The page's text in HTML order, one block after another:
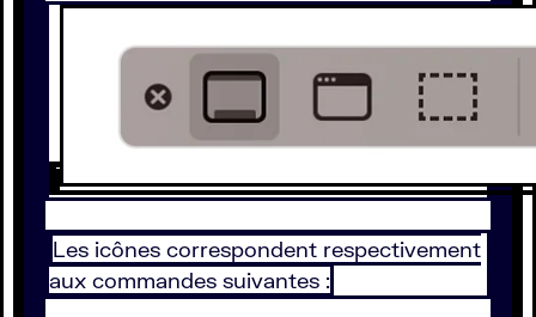
Les icônes correspondent respectivement
aux commandes suivantes :